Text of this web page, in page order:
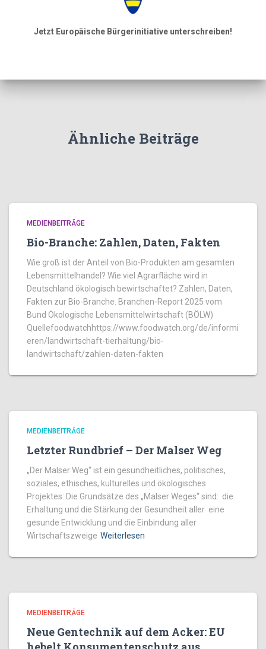
Jetzt Europäische Bürgerinitiative unterschreiben!
Ähnliche Beiträge
MEDIENBEITRÄGE
Bio-Branche: Zahlen, Daten, Fakten
Wie groß ist der Anteil von Bio-Produkten am gesamten
Lebensmittelhandel? Wie viel Agrarfläche wird in
Deutschland ökologisch bewirtschaftet? Zahlen, Daten,
Fakten zur Bio-Branche. Branchen-Report 2025 vom
Bund Ökologische Lebensmittelwirtschaft (BÖLW)
Quellefoodwatchhttps://www.foodwatch.org/de/informi
eren/landwirtschaft-tierhaltung/bio-
landwirtschaft/zahlen-daten-fakten
MEDIENBEITRÄGE
Letzter Rundbrief – Der Malser Weg
„Der Malser Weg“ ist ein gesundheitliches, politisches,
soziales, ethisches, kulturelles und ökologisches
Projektes: Die Grundsätze des „Malser Weges“ sind: die
Erhaltung und die Stärkung der Gesundheit aller eine
gesunde Entwicklung und die Einbindung aller
Wirtschaftszweige Weiterlesen
MEDIENBEITRÄGE
Neue Gentechnik auf dem Acker: EU